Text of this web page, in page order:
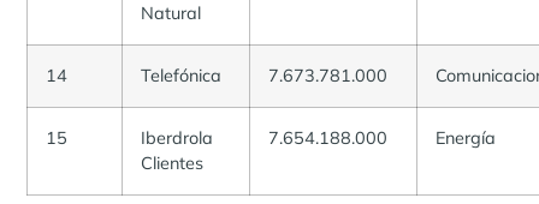
Natural
14 Telefónica 7.673.781.000
15
Iberdrola
Clientes
7.654.188.000 Energía